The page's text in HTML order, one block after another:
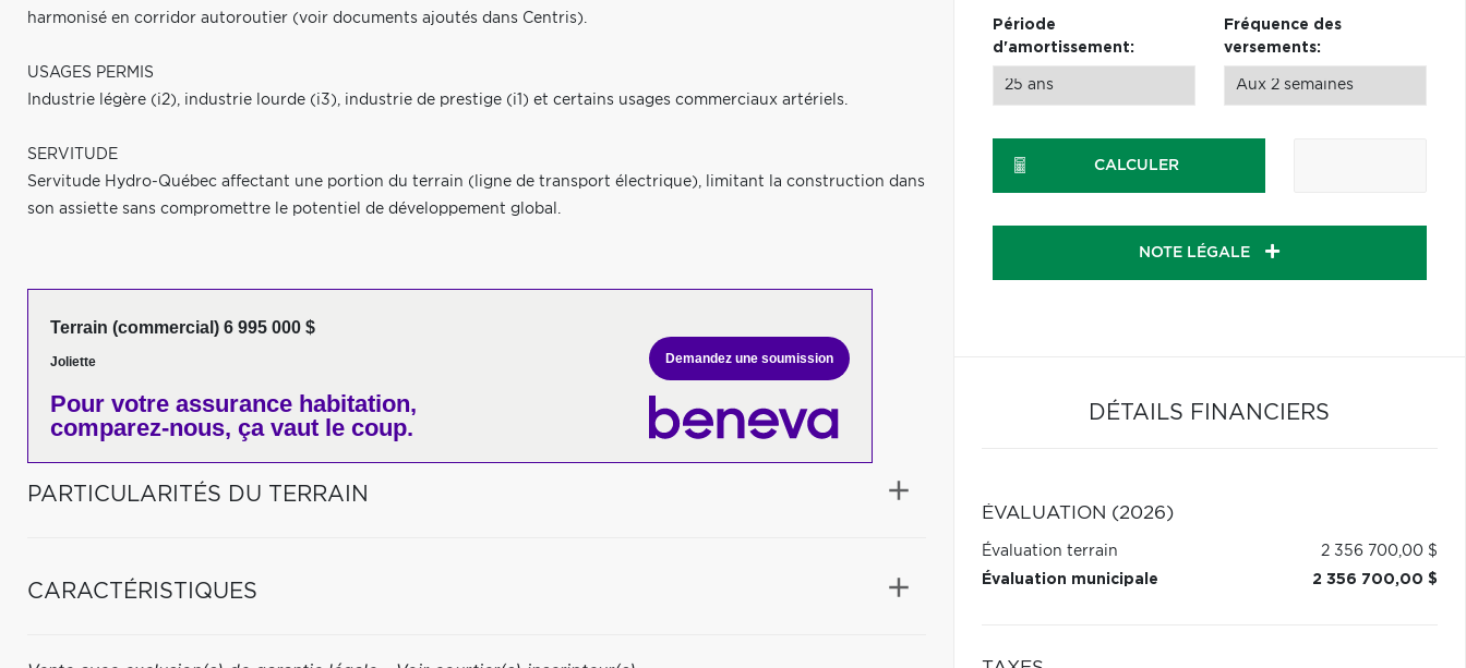
harmonisé en corridor autoroutier (voir documents ajoutés dans Centris).
USAGES PERMIS
Industrie légère (i2), industrie lourde (i3), industrie de prestige (i1) et certains usages commerciaux artériels.
SERVITUDE
Servitude Hydro-Québec affectant une portion du terrain (ligne de transport électrique), limitant la construction dans
son assiette sans compromettre le potentiel de développement global.
Terrain (commercial) 6 995 000 $
Joliette
Pour votre assurance habitation,
comparez-nous, ça vaut le coup.
Demandez une soumission
PARTICULARITÉS DU TERRAIN
CARACTÉRISTIQUES
Période
d'amortissement:
Fréquence des
versements:
CALCULER
NOTE LÉGALE
DÉTAILS FINANCIERS
ÉVALUATION (2026)
Évaluation terrain
2 356 700,00 $
Évaluation municipale
2 356 700,00 $